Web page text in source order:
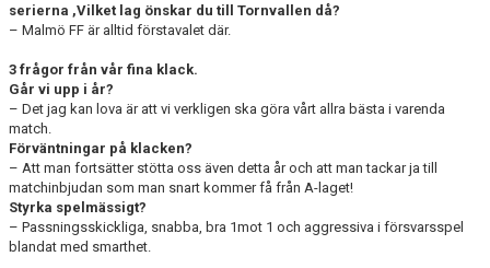
serierna ,Vilket lag önskar du till Tornvallen då?
– Malmö FF är alltid förstavalet där.
3 frågor från vår fina klack.
Går vi upp i år?
– Det jag kan lova är att vi verkligen ska göra vårt allra bästa i varenda
match.
Förväntningar på klacken?
– Att man fortsätter stötta oss även detta år och att man tackar ja till
matchinbjudan som man snart kommer få från A-laget!
Styrka spelmässigt?
– Passningsskickliga, snabba, bra 1mot 1 och aggressiva i försvarsspel
blandat med smarthet.